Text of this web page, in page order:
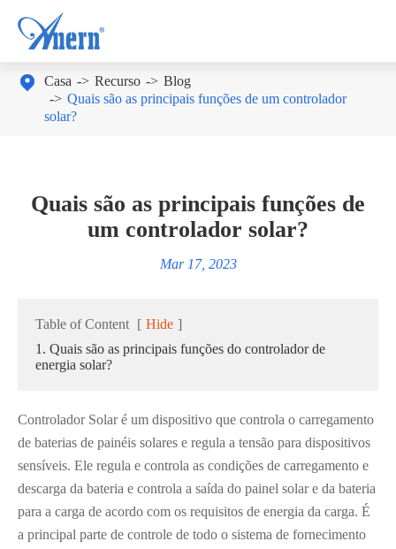
 Casa Recurso
Blog
Quais são as principais funções de um controlador
solar?
Quais são as principais funções de
um controlador solar?
Mar 17, 2023
Table of Content [ Hide ]
1. Quais são as principais funções do controlador de
energia solar?
Controlador Solar é um dispositivo que controla o carregamento
de baterias de painéis solares e regula a tensão para dispositivos
sensíveis. Ele regula e controla as condições de carregamento e
descarga da bateria e controla a saída do painel solar e da bateria
para a carga de acordo com os requisitos de energia da carga. É
a principal parte de controle de todo o sistema de fornecimento